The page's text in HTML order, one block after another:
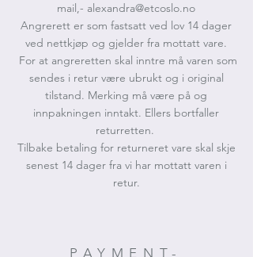
mail,- alexandra@etcoslo.no
Angrerett er som fastsatt ved lov 14 dager
ved nettkjøp og gjelder fra mottatt vare.
For at angreretten skal inntre må varen som
sendes i retur være ubrukt og i original
tilstand. Merking må være på og
innpakningen inntakt. Ellers bortfaller
returretten.
Tilbake betaling for returneret vare skal skje
senest 14 dager fra vi har mottatt varen i
retur.
PAYMENT-